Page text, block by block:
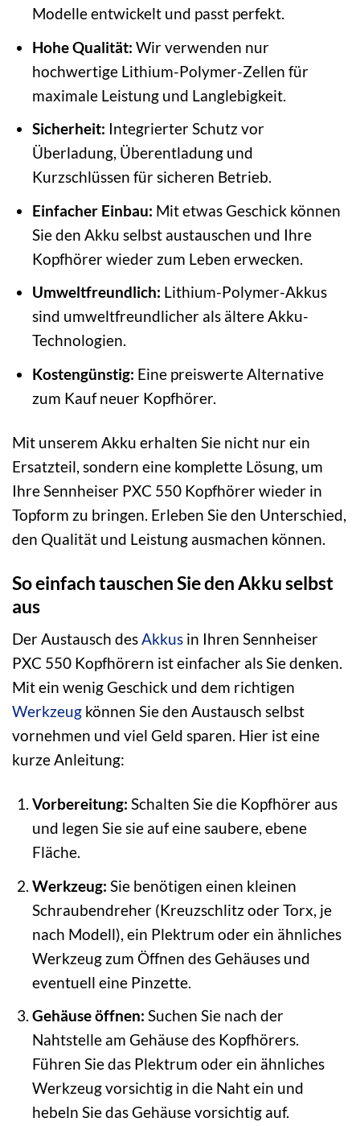
Modelle entwickelt und passt perfekt.
Hohe Qualität: Wir verwenden nur
hochwertige Lithium-Polymer-Zellen für
maximale Leistung und Langlebigkeit.
Sicherheit: Integrierter Schutz vor
Überladung, Überentladung und
Kurzschlüssen für sicheren Betrieb.
Einfacher Einbau: Mit etwas Geschick können
Sie den Akku selbst austauschen und Ihre
Kopfhörer wieder zum Leben erwecken.
Umweltfreundlich: Lithium-Polymer-Akkus
sind umweltfreundlicher als ältere Akku-
Technologien.
Kostengünstig: Eine preiswerte Alternative
zum Kauf neuer Kopfhörer.
Mit unserem Akku erhalten Sie nicht nur ein
Ersatzteil, sondern eine komplette Lösung, um
Ihre Sennheiser PXC 550 Kopfhörer wieder in
Topform zu bringen. Erleben Sie den Unterschied,
den Qualität und Leistung ausmachen können.
So einfach tauschen Sie den Akku selbst
aus
Der Austausch desAkkus in Ihren Sennheiser
PXC 550 Kopfhörern ist einfacher als Sie denken.
Mit ein wenig Geschick und dem richtigen
Werkzeug können Sie den Austausch selbst
vornehmen und viel Geld sparen. Hier ist eine
kurze Anleitung:
Vorbereitung: Schalten Sie die Kopfhörer aus
und legen Sie sie auf eine saubere, ebene
Fläche.
Werkzeug: Sie benötigen einen kleinen
Schraubendreher (Kreuzschlitz oder Torx, je
nach Modell), ein Plektrum oder ein ähnliches
Werkzeug zum Öffnen des Gehäuses und
eventuell eine Pinzette.
Gehäuse öffnen: Suchen Sie nach der
Nahtstelle am Gehäuse des Kopfhörers.
Führen Sie das Plektrum oder ein ähnliches
Werkzeug vorsichtig in die Naht ein und
hebeln Sie das Gehäuse vorsichtig auf.